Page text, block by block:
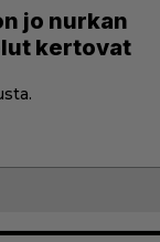
jo nurkan
kertovat